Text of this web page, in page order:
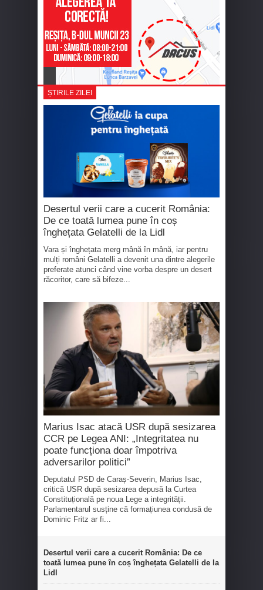
ȘTIRILE ZILEI
Desertul verii care a cucerit România:
De ce toată lumea pune în coș
înghețata Gelatelli de la Lidl
Vara și înghețata merg mână în mână, iar pentru
mulți români Gelatelli a devenit una dintre alegerile
preferate atunci când vine vorba despre un desert
răcoritor, care să bifeze...
Marius Isac atacă USR după sesizarea
CCR pe Legea ANI: „Integritatea nu
poate funcționa doar împotriva
adversarilor politici”
Deputatul PSD de Caraș-Severin, Marius Isac,
critică USR după sesizarea depusă la Curtea
Constituțională pe noua Lege a integrității.
Parlamentarul susține că formațiunea condusă de
Dominic Fritz ar fi...
Desertul verii care a cucerit România: De ce
toată lumea pune în coș înghețata Gelatelli de la
Lidl